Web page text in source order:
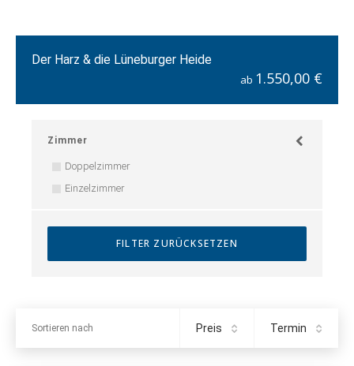
Der Harz & die Lüneburger Heide
ab 1.550,00 €
Zimmer
Doppelzimmer
Einzelzimmer
Sortieren nach Termin
Preis